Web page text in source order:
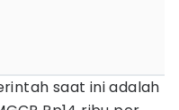
saat ini adalah